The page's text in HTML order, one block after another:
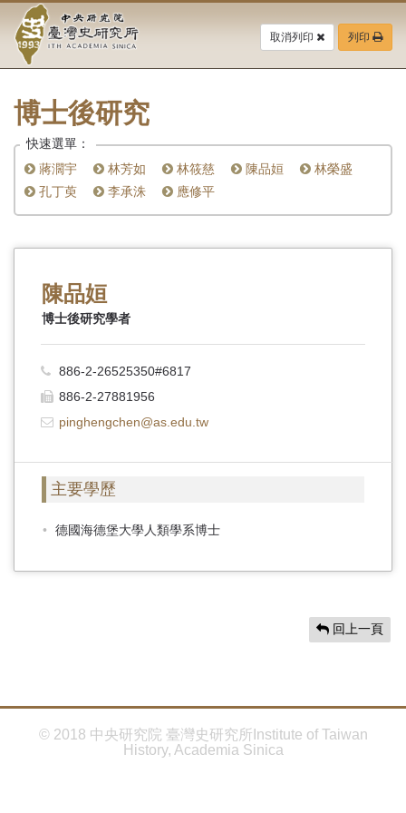
要
中
央
研
究
院-
臺
研
究
所-
首
取消列印 列印
博士後研究
快速選單：
蔣濶宇
林芳如 林筱慈 陳品姮
林榮盛
孔丁萸
李承洙 應修平
陳品姮
博士後研究學者
886-2-26525350#6817
886-2-27881956
pinghengchen@as.edu.tw
主要學歷
德國海德堡大學人類學系博士
回上一頁
© 2018 中央研究院 臺灣史研究所Institute of Taiwan
History, Academia Sinica